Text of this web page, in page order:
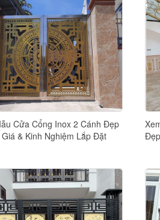
Cửa Cổng Inox 2 Cánh Đẹp
& Kinh Nghiệm Lắp Đặt